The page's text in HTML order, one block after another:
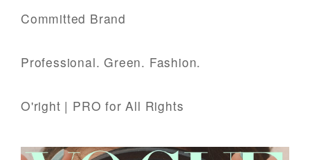
Committed Brand
Professional. Green. Fashion.
O'right | PRO for All Rights